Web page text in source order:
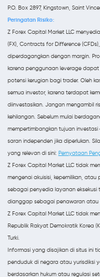
P.O. Box 2897, Kingstown, Saint
Peringatan Risiko:
Z Forex Capital Market LLC
(FX), Contracts for Difference
diperdagangkan dengan margin.
karena penggunaan leverage dapat
potensi kerugian bagi trader. Oleh
semua investor, karena terdapat
diinvestasikan. Jangan mengambil
kehilangan. Sebelum mulai
mempertimbangkan tujuan
saran independen jika diperlukan.
yang relevan di sini: Pernyataan
Z Forex Capital Market LLC tidak
mengenai akuisisi, kepemilikan,
sebagai penyedia layanan eksekusi
dianggap sebagai penawaran atau
Z Forex Capital Market LLC tidak
Republik Rakyat Demokratik Korea
Turki.
Informasi yang disajikan di situs ini
penduduk di negara atau yurisdiksi
berdasarkan hukum atau regulasi